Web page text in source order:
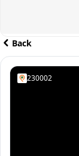
Back
230002